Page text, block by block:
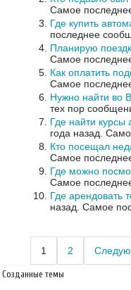
Самое
Где купить
последнее
Планирую
Самое
Как оплатить
Самое
Нужно найти во
тех пор
Где найти курсы
года назад.
Кто посещал
Самое
Где можно
Самое
Где арендовать
назад. Самое
1 2
Созданные темы